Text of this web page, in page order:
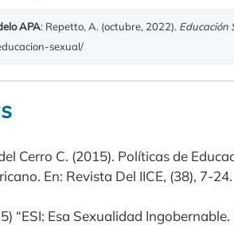
APA: Repetto, A. (octubre, 2022). Educación
sexual/
Cerro C. (2015). Políticas de
En: Revista Del IICE, (38), 7-24.
“ESI: Esa Sexualidad